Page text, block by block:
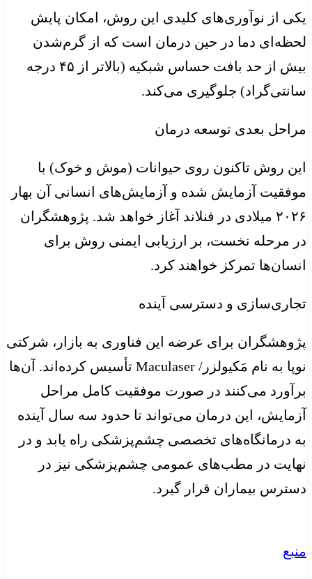
یکی از نوآوری‌های کلیدی این روش، امکان پایش
لحظه‌ای دما در حین درمان است که از گرم‌شدن
بیش از حد بافت حساس شبکیه (بالاتر از ۴۵ درجه
سانتی‌گراد) جلوگیری می‌کند.
مراحل بعدی توسعه درمان
این روش تاکنون روی حیوانات (موش و خوک) با
موفقیت آزمایش شده و آزمایش‌های انسانی آن بهار
۲۰۲۶ میلادی در فنلاند آغاز خواهد شد. پژوهشگران
در مرحله نخست، بر ارزیابی ایمنی روش برای
انسان‌ها تمرکز خواهند کرد.
تجاری‌سازی و دسترسی آینده
پژوهشگران برای عرضه این فناوری به بازار، شرکتی
نوپا به نام مَکیولزر/ Maculaser تأسیس کرده‌اند. آن‌ها
برآورد می‌کنند در صورت موفقیت کامل مراحل
آزمایش، این درمان می‌تواند تا حدود سه سال آینده
به درمانگاه‌های تخصصی چشم‌پزشکی راه یابد و در
نهایت در مطب‌های عمومی چشم‌پزشکی نیز در
دسترس بیماران قرار گیرد.
منبع